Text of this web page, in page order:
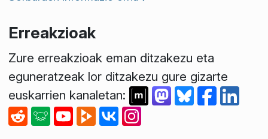
Erreakzioak
Zure erreakzioak eman ditzakezu eta
eguneratzeak lor ditzakezu gure gizarte
euskarrien kanaletan: